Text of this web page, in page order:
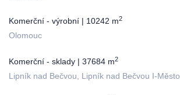
Komerční - výrobní | 10242 m2
Olomouc
Komerční - sklady | 37684 m2
Lipník nad Bečvou, Lipník nad Bečvou I-Město